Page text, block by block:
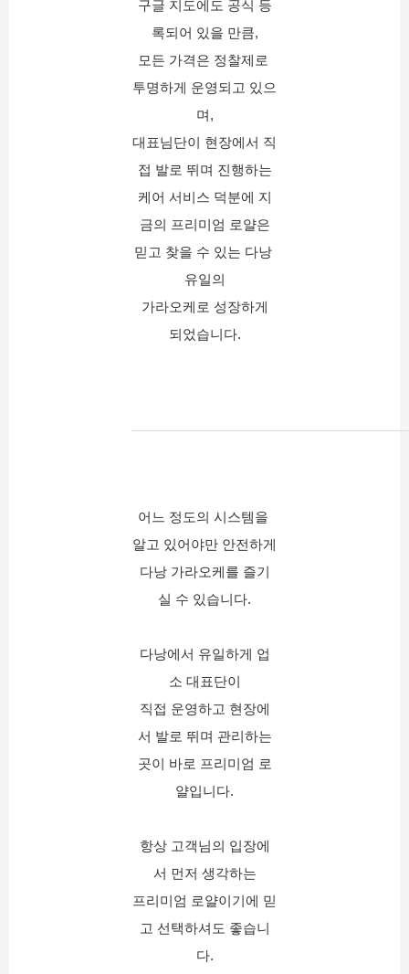
구글 지도에도 공식 등
록되어 있을 만큼,
모든 가격은 정찰제로
투명하게 운영되고 있으
며,
대표님단이 현장에서 직
접 발로 뛰며 진행하는
케어 서비스 덕분에 지
금의 프리미엄 로얄은
믿고 찾을 수 있는 다낭
유일의
가라오케로 성장하게
되었습니다.
어느 정도의 시스템을
알고 있어야만 안전하게
다낭 가라오케를 즐기
실 수 있습니다.
다낭에서 유일하게 업
소 대표단이
직접 운영하고 현장에
서 발로 뛰며 관리하는
곳이 바로 프리미엄 로
얄입니다.
항상 고객님의 입장에
서 먼저 생각하는
프리미엄 로얄이기에 믿
고 선택하셔도 좋습니
다.